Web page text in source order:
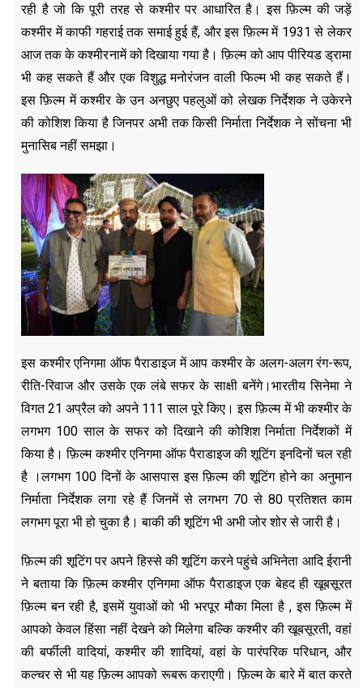
रही है जो कि पूरी तरह से कश्मीर पर आधारित है। इस फ़िल्म की जड़ें
कश्मीर में काफी गहराई तक समाई हुई हैं, और इस फ़िल्म में 1931 से लेकर
आज तक के कश्मीरनामें को दिखाया गया है। फ़िल्म को आप पीरियड ड्रामा
भी कह सकते हैं और एक विशुद्ध मनोरंजन वाली फिल्म भी कह सकते हैं।
इस फ़िल्म में कश्मीर के उन अनछुए पहलुओं को लेखक निर्देशक ने उकेरने
की कोशिश किया है जिनपर अभी तक किसी निर्माता निर्देशक ने सोंचना भी
मुनासिब नहीं समझा।
इस कश्मीर एनिगमा ऑफ पैराडाइज में आप कश्मीर के अलग-अलग रंग-रूप,
रीति-रिवाज और उसके एक लंबे सफर के साक्षी बनेंगे।भारतीय सिनेमा ने
विगत 21 अप्रैल को अपने 111 साल पूरे किए। इस फ़िल्म में भी कश्मीर के
लगभग 100 साल के सफर को दिखाने की कोशिश निर्माता निर्देशकों में
किया है। फ़िल्म कश्मीर एनिगमा ऑफ पैराडाइज की शूटिंग इनदिनों चल रही
है ।लगभग 100 दिनों के आसपास इस फ़िल्म की शूटिंग होने का अनुमान
निर्माता निर्देशक लगा रहे हैं जिनमें से लगभग 70 से 80 प्रतिशत काम
लगभग पूरा भी हो चुका है। बाकी की शूटिंग भी अभी जोर शोर से जारी है।
फ़िल्म की शूटिंग पर अपने हिस्से की शूटिंग करने पहुंचे अभिनेता आदि ईरानी
ने बताया कि फ़िल्म कश्मीर एनिगमा ऑफ पैराडाइज एक बेहद ही खूबसूरत
फ़िल्म बन रही है, इसमें युवाओं को भी भरपूर मौका मिला है , इस फ़िल्म में
आपको केवल हिंसा नहीं देखने को मिलेगा बल्कि कश्मीर की खूबसूरती, वहां
की बर्फीली वादियां, कश्मीर की शादियां, वहां के पारंपरिक परिधान, और
कल्चर से भी यह फ़िल्म आपको रूबरू कराएगी। फ़िल्म के बारे में बात करते